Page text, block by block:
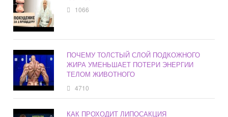
1066
ПОЧЕМУ ТОЛСТЫЙ СЛОЙ ПОДКОЖНОГО
ЖИРА УМЕНЬШАЕТ ПОТЕРИ ЭНЕРГИИ
ТЕЛОМ ЖИВОТНОГО
4710
КАК ПРОХОДИТ ЛИПОСАКЦИЯ